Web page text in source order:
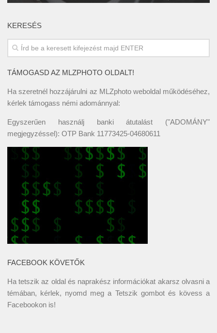
KERESÉS
TÁMOGASD AZ MLZPHOTO OLDALT!
Ha szeretnél hozzájárulni az MLZphoto weboldal működéséhez,
kérlek támogass némi adománnyal:
Egyszerűen használj banki átutalást ("ADOMÁNY"
megjegyzéssel): OTP Bank 11773425-04680611
FACEBOOK KÖVETŐK
Ha tetszik az oldal és naprakész információkat akarsz olvasni a
témában, kérlek, nyomd meg a Tetszik gombot és kövess a
Facebookon is!